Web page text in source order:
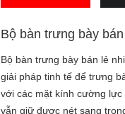
Bộ bàn trưng bày
Bộ bàn trưng bày bán lẻ
giải pháp tinh tế để trưng
với các mặt kính cường
vẫn giữ được nét sang